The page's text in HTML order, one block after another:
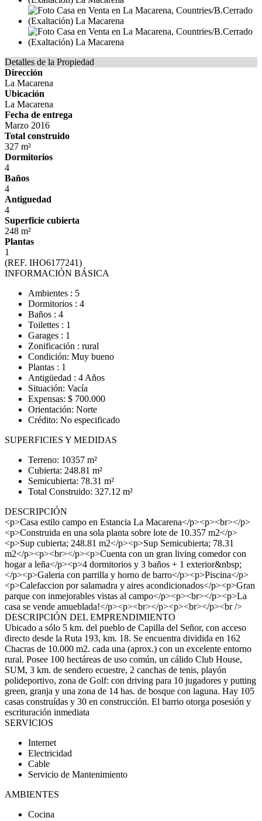
Detalles de la Propiedad
Dirección
La Macarena
Ubicación
La Macarena
Fecha de entrega
Marzo 2016
Total construido
327 m²
Dormitorios
4
Baños
4
Antiguedad
4
Superficie cubierta
248 m²
Plantas
1
(REF. IHO6177241)
INFORMACIÓN BÁSICA
Ambientes : 5
Dormitorios : 4
Baños : 4
Toilettes : 1
Garages : 1
Zonificación : rural
Condición: Muy bueno
Plantas : 1
Antigüedad : 4 Años
Situación: Vacía
Expensas: $ 700.000
Orientación: Norte
Crédito: No especificado
SUPERFICIES Y MEDIDAS
Terreno: 10357 m²
Cubierta: 248.81 m²
Semicubierta: 78.31 m²
Total Construido: 327.12 m²
DESCRIPCIÓN
<p>Casa estilo campo en Estancia La Macarena</p><p><br></p>
<p>Construida en una sola planta sobre lote de 10.357 m2</p>
<p>Sup cubierta; 248.81 m2</p><p>Sup Semicubierta; 78.31
m2</p><p><br></p><p>Cuenta con un gran living comedor con
hogar a leña</p><p>4 dormitorios y 3 baños + 1 exterior&nbsp;
</p><p>Galeria con parrilla y horno de barro</p><p>Piscina</p>
<p>Calefaccion por salamadra y aires acondicionados</p><p>Gran
parque con inmejorables vistas al campo</p><p><br></p><p>La
casa se vende amueblada!</p><p><br></p><p><br></p><br />
DESCRIPCIÓN DEL EMPRENDIMIENTO
Ubicado a sólo 5 km. del pueblo de Capilla del Señor, con acceso
directo desde la Ruta 193, km. 18. Se encuentra dividida en 162
Chacras de 10.000 m2. cada una (aprox.) con un excelente entorno
rural. Posee 100 hectáreas de uso común, un cálido Club House,
SUM, 3 km. de sendero ecuestre, 2 canchas de tenis, playón
polideportivo, zona de Golf: con driving para 10 jugadores y putting
green, granja y una zona de 14 has. de bosque con laguna. Hay 105
casas construídas y 30 en construcción. El barrio otorga posesión y
escrituración inmediata
SERVICIOS
Internet
Electricidad
Cable
Servicio de Mantenimiento
AMBIENTES
Cocina